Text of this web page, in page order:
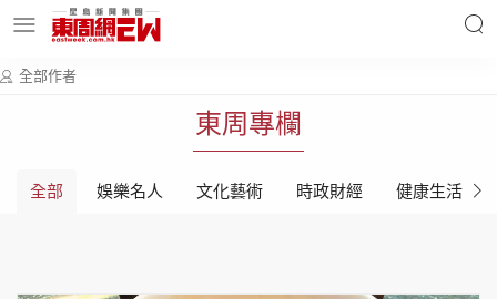
全部作者
東周專欄
全部 娛樂名人 文化藝術 時政財經 健康生活